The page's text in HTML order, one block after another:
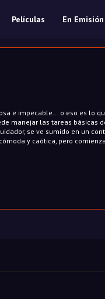
Películas En Emisión
e impecable... o eso es lo
manejar las tareas básicas
se ve sumido en un
y caótica, pero